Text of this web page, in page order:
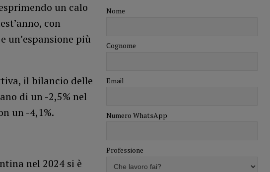
un calo
con
un’espansione più
il bilancio delle
di un -2,5% nel
un -4,1%.
nel 2024 si è
Nome
Cognome
Email
Numero WhatsApp
Professione